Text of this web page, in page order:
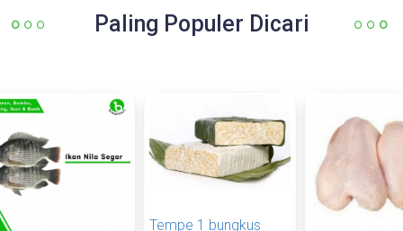
Paling Populer Dicari
Tempe 1 bungkus